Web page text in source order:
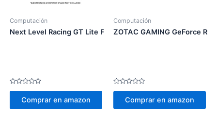
Computación
Next Level Racing GT Lite Foldable Simulator
Valorado
de
Comprar en amazon
Computación
ZOTAC GAMING GeForce
Valorado
de
Comprar en amazon